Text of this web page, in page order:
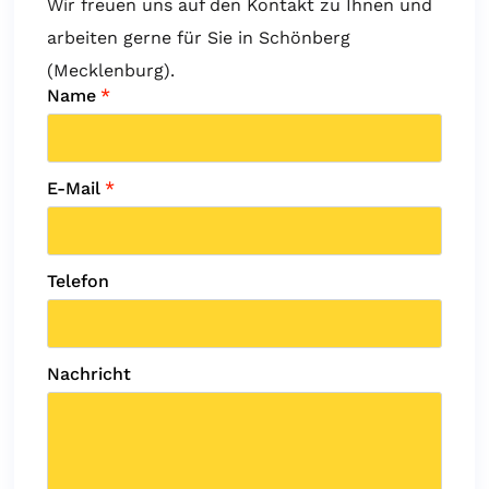
Wir freuen uns auf den Kontakt zu Ihnen und
arbeiten gerne für Sie in Schönberg
(Mecklenburg).
Name *
E-Mail *
Telefon
Nachricht